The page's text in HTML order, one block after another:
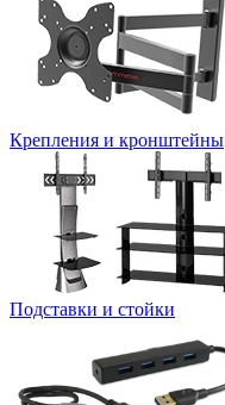
Крепления и кронштейны
Подставки и стойки